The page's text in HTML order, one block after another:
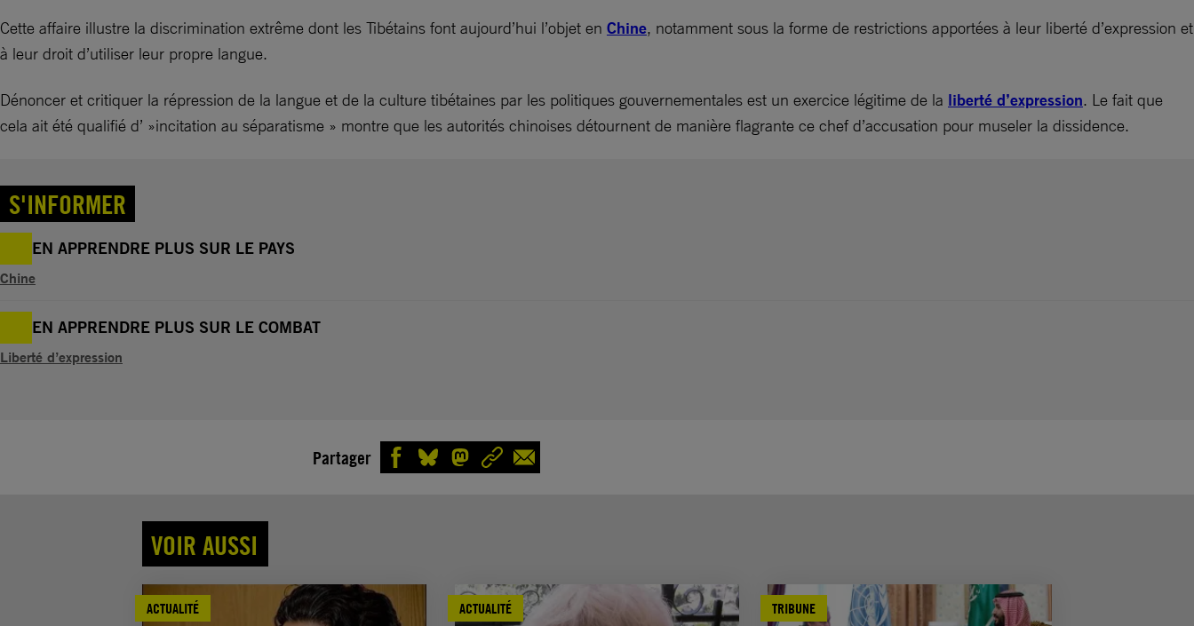
Cette affaire illustre la discrimination extrême dont les Tibétains font aujourd’hui l’objet en Chine, notamment sous la forme de restrictions apportées à leur liberté d’expression et
à leur droit d’utiliser leur propre langue.
Dénoncer et critiquer la répression de la langue et de la culture tibétaines par les politiques gouvernementales est un exercice légitime de la liberté d’expression. Le fait que
cela ait été qualifié d’ »incitation au séparatisme » montre que les autorités chinoises détournent de manière flagrante ce chef d’accusation pour museler la dissidence.
S'INFORMER
EN APPRENDRE PLUS SUR LE PAYS
Chine
EN APPRENDRE PLUS SUR LE COMBAT
Liberté d’expression
Partager
VOIR AUSSI
ACTUALITÉ ACTUALITÉ TRIBUNE